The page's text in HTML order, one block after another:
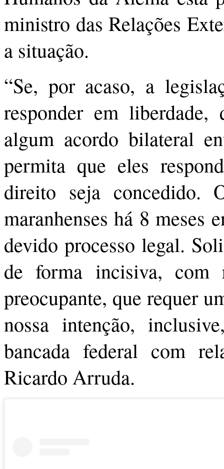
ministro das Relações
a situação.
“Se, por acaso, a
responder em
algum acordo bilateral
permita que eles
direito seja
maranhenses há 8 meses
devido processo legal.
de forma incisiva, com
preocupante, que requer
nossa intenção,
bancada federal com
Ricardo Arruda.